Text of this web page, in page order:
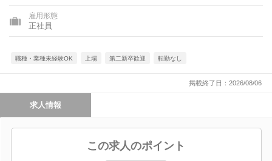
雇用形態
正社員
職種・業種未経験OK 上場 第二新卒歓迎 転勤なし
掲載終了日：2026/08/06
求人情報
この求人のポイント